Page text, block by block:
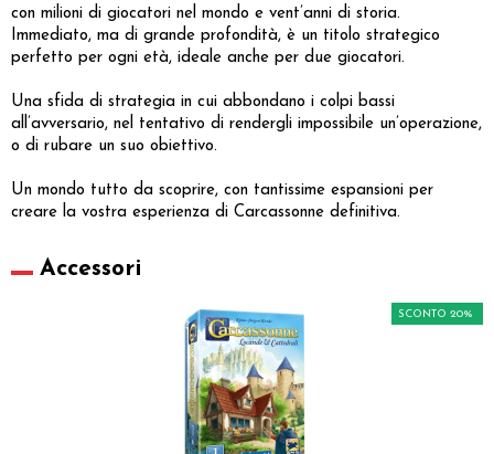
con milioni di giocatori nel mondo e vent’anni di storia.
Immediato, ma di grande profondità, è un titolo strategico
perfetto per ogni età, ideale anche per due giocatori.
Una sfida di strategia in cui abbondano i colpi bassi
all’avversario, nel tentativo di rendergli impossibile un’operazione,
o di rubare un suo obiettivo.
Un mondo tutto da scoprire, con tantissime espansioni per
creare la vostra esperienza di Carcassonne definitiva.
Accessori
SCONTO 20%